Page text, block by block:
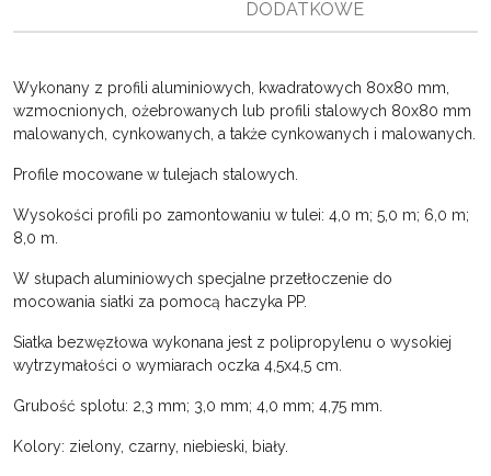
DODATKOWE
Wykonany z profili aluminiowych, kwadratowych 80x80 mm,
wzmocnionych, ożebrowanych lub profili stalowych 80x80 mm
malowanych, cynkowanych, a także cynkowanych i malowanych.
Profile mocowane w tulejach stalowych.
Wysokości profili po zamontowaniu w tulei: 4,0 m; 5,0 m; 6,0 m;
8,0 m.
W słupach aluminiowych specjalne przetłoczenie do
mocowania siatki za pomocą haczyka PP.
Siatka bezwęzłowa wykonana jest z polipropylenu o wysokiej
wytrzymałości o wymiarach oczka 4,5x4,5 cm.
Grubość splotu: 2,3 mm; 3,0 mm; 4,0 mm; 4,75 mm.
Kolory: zielony, czarny, niebieski, biały.